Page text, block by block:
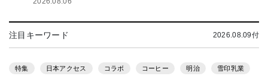
注目キーワード 2026.08.09付
特集 日本アクセス コラボ コーヒー 明治 雪印乳業